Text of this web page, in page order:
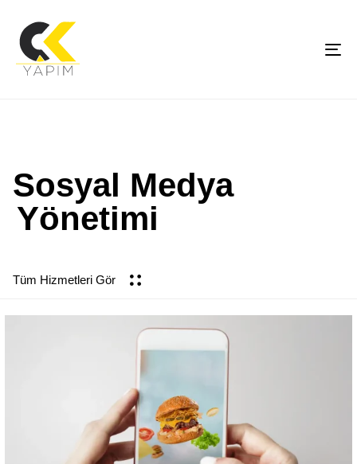
Sosyal Medya
Yönetimi
Tüm Hizmetleri Gör